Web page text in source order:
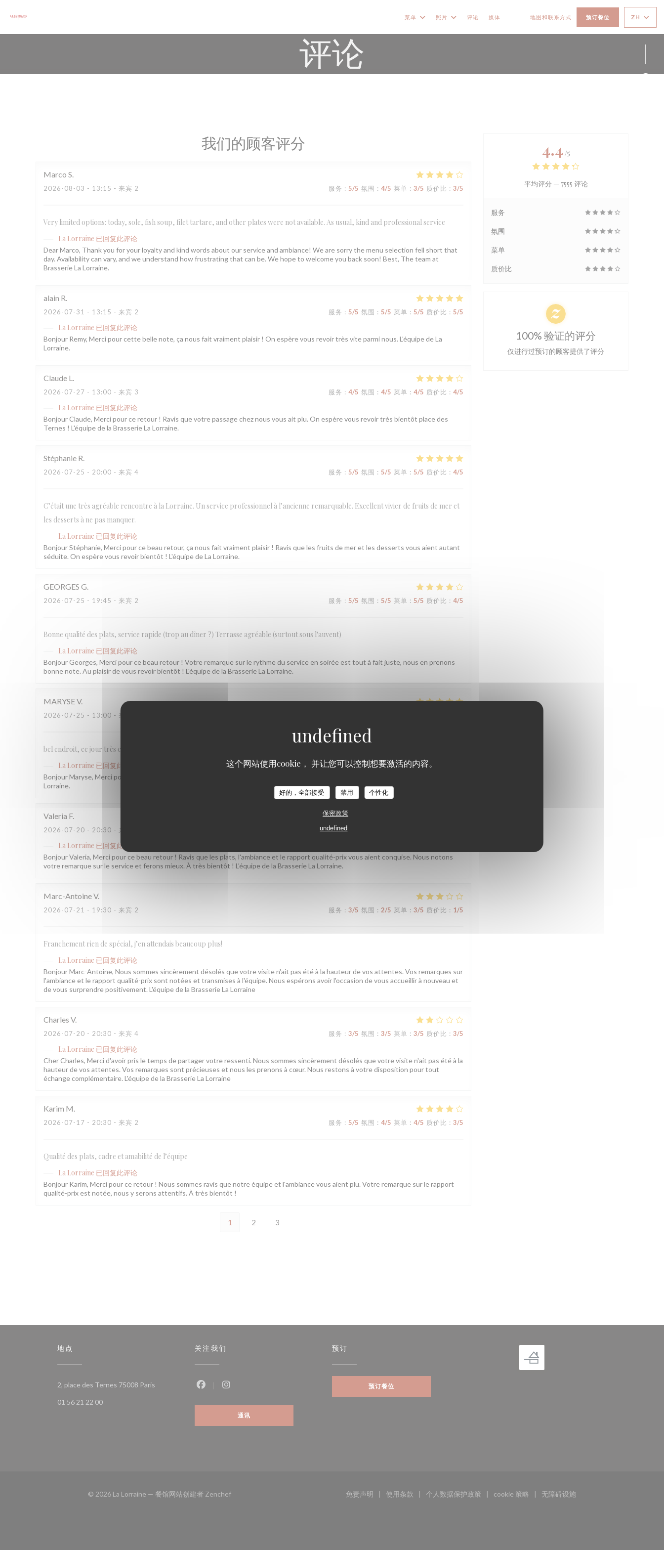
这个网站使用cookie， 并让您可以控制想要激活的内容。
好的，全部接受 禁用 个性化
保密政策
undefined
菜单 照片 评论 媒体
((在新窗口中打开))
((在新窗口中打开))
地图和联系方式 预订餐位 ZH
评论
我们的顾客评分
Marco S
2026-08-03 - 13:15 - 来宾 2 服务 : 5/5 氛围 : 4/5 菜单 : 3/5 质价比 : 3/5
Very limited options: today, sole, fish soup, filet tartare, and other plates were not available. As usual, kind and professional service
La Lorraine 已回复此评论
Dear Marco, Thank you for your loyalty and kind words about our service and ambiance! We are sorry the menu selection fell short that
day. Availability can vary, and we understand how frustrating that can be. We hope to welcome you back soon! Best, The team at
Brasserie La Lorraine.
alain R
2026-07-31 - 13:15 - 来宾 2 服务 : 5/5 氛围 : 5/5 菜单 : 5/5 质价比 : 5/5
La Lorraine 已回复此评论
Bonjour Remy, Merci pour cette belle note, ça nous fait vraiment plaisir ! On espère vous revoir très vite parmi nous. L'équipe de La
Lorraine.
Claude L
2026-07-27 - 13:00 - 来宾 3 服务 : 4/5 氛围 : 4/5 菜单 : 4/5 质价比 : 4/5
La Lorraine 已回复此评论
Bonjour Claude, Merci pour ce retour ! Ravis que votre passage chez nous vous ait plu. On espère vous revoir très bientôt place des
Ternes ! L'équipe de la Brasserie La Lorraine.
Stéphanie R
2026-07-25 - 20:00 - 来宾 4 服务 : 5/5 氛围 : 5/5 菜单 : 5/5 质价比 : 4/5
C’était une très agréable rencontre à la Lorraine. Un service professionnel à l’ancienne remarquable. Excellent vivier de fruits de mer et
les desserts à ne pas manquer.
La Lorraine 已回复此评论
Bonjour Stéphanie, Merci pour ce beau retour, ça nous fait vraiment plaisir ! Ravis que les fruits de mer et les desserts vous aient autant
séduite. On espère vous revoir bientôt ! L'équipe de La Lorraine.
GEORGES G
2026-07-25 - 19:45 - 来宾 2 服务 : 5/5 氛围 : 5/5 菜单 : 5/5 质价比 : 4/5
Bonne qualité des plats, service rapide (trop au dîner ?) Terrasse agréable (surtout sous l'auvent)
La Lorraine 已回复此评论
Bonjour Georges, Merci pour ce beau retour ! Votre remarque sur le rythme du service en soirée est tout à fait juste, nous en prenons
bonne note. Au plaisir de vous revoir bientôt ! L'équipe de la Brasserie La Lorraine.
MARYSEV
2026-07-25 - 13:00 - 来宾 2
bel endroit, ce jour très calme. bon service, bons plats
La Lorraine 已回复此评论
Bonjour Maryse, Merci pour ce beau retour, ça nous fait vraiment plaisir ! On espère vous accueillir à nouveau très bientôt. L'équipe de La
Lorraine.
Valeria F
2026-07-20 - 20:30 - 来宾 2 服务:
La Lorraine 已回复此评论
Bonjour Valeria, Merci pour ce beau retour ! Ravis que les plats, l'ambiance et le rapport qualité-prix vous aient conquise. Nous notons
votre remarque sur le service et ferons mieux. À très bientôt ! L'équipe de la Brasserie La Lorraine.
Marc-AntoineV
2026-07-21 - 19:30 - 来宾 2 服务 : 3/5 氛围 : 2/5 菜单 : 3/5 质价比 : 1/5
Franchement rien de spécial, j’en attendais beaucoup plus!
La Lorraine 已回复此评论
Bonjour Marc-Antoine, Nous sommes sincèrement désolés que votre visite n'ait pas été à la hauteur de vos attentes. Vos remarques sur
l'ambiance et le rapport qualité-prix sont notées et transmises à l'équipe. Nous espérons avoir l'occasion de vous accueillir à nouveau et
de vous surprendre positivement. L'équipe de la Brasserie La Lorraine
Charles V
2026-07-20 - 20:30 - 来宾 4 服务 : 3/5 氛围 : 3/5 菜单 : 3/5 质价比 : 3/5
La Lorraine 已回复此评论
Cher Charles, Merci d'avoir pris le temps de partager votre ressenti. Nous sommes sincèrement désolés que votre visite n'ait pas été à la
hauteur de vos attentes. Vos remarques sont précieuses et nous les prenons à cœur. Nous restons à votre disposition pour tout
échange complémentaire. L'équipe de la Brasserie La Lorraine
Karim M
2026-07-17 - 20:30 - 来宾 2 服务 : 5/5 氛围 : 4/5 菜单 : 4/5 质价比 : 3/5
Qualité des plats, cadre et amabilité de l’équipe
La Lorraine 已回复此评论
Bonjour Karim, Merci pour ce retour ! Nous sommes ravis que notre équipe et l'ambiance vous aient plu. Votre remarque sur le rapport
qualité-prix est notée, nous y serons attentifs. À très bientôt !
1 2 3
4.4 /5
平均评分 — 7555 评论
服务
氛围
菜单
质价比
100% 验证的评分
仅进行过预订的顾客提供了评分
地点
2, place des Ternes 75008 Paris((在新窗口中打开))
01 56 21 22 00
关注我们
通讯
预订
预订餐位
© 2026 La Lorraine — 餐馆网站创建者 Zenchef((在新窗口中打开)) 免责声明
((在新窗口中打开))
使用条款
((在新窗口中打开))
个人数据保护政策
((在新窗口中打开))
cookie 策略
((在新窗口中打开))
无障碍设施
((在新窗口中打开))